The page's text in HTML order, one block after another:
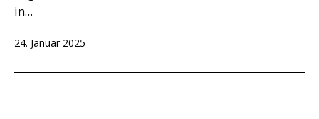
in…
Veröffentlicht
24. Januar 2025